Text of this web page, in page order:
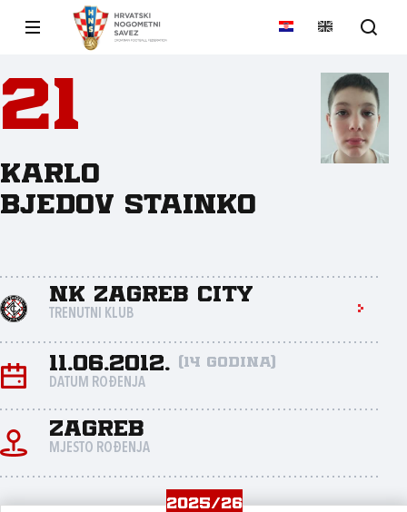
21
Karlo
Bjedov Stainko
NK Zagreb City
TRENUTNI KLUB
11.06.2012. (14 godina)
DATUM ROĐENJA
Zagreb
MJESTO ROĐENJA
2025/26